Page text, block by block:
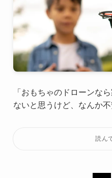
「おもちゃのドローンな
ないと思うけど、なんか